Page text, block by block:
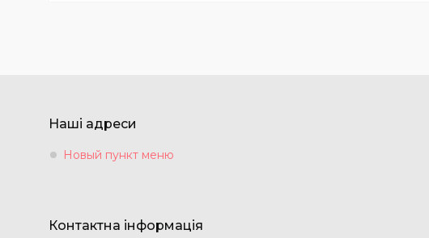
Наші адреси
Новый пункт меню